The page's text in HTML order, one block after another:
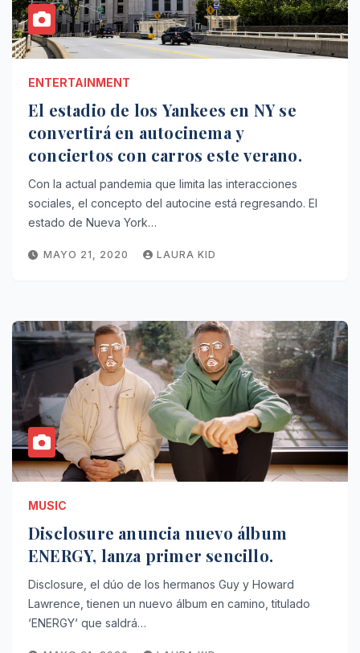
ENTERTAINMENT
El estadio de los Yankees en NY se
convertirá en autocinema y
conciertos con carros este verano.
Con la actual pandemia que limita las interacciones
sociales, el concepto del autocine está regresando. El
estado de Nueva York…
MAYO 21, 2020 LAURA KID
MUSIC
Disclosure anuncia nuevo álbum
ENERGY, lanza primer sencillo.
Disclosure, el dúo de los hermanos Guy y Howard
Lawrence, tienen un nuevo álbum en camino, titulado
‘ENERGY‘ que saldrá…